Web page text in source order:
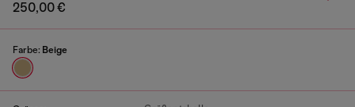
250,00 €
Farbe: Beige